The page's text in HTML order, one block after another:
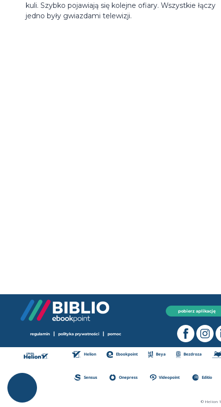
kuli. Szybko pojawiają się kolejne ofiary. Wszystkie łączy
jedno były gwiazdami telewizji.
pobierz aplikację
regulamin | polityka prywatności | pomoc
Helion Ebookpoint Beya Bezdroza
Sensus Onepress Videopoint Editio
© Helion